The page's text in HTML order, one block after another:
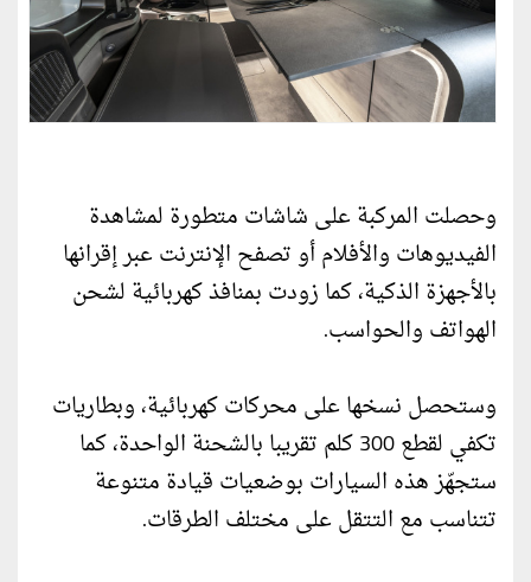
وحصلت المركبة على شاشات متطورة لمشاهدة
الفيديوهات والأفلام أو تصفح الإنترنت عبر إقرانها
بالأجهزة الذكية، كما زودت بمنافذ كهربائية لشحن
الهواتف والحواسب.
وستحصل نسخها على محركات كهربائية، وبطاريات
تكفي لقطع 300 كلم تقريبا بالشحنة الواحدة، كما
ستجهّز هذه السيارات بوضعيات قيادة متنوعة
تتناسب مع التتقل على مختلف الطرقات.